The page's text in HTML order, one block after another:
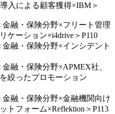
入による顧客獲得×IBM＞
融・保険分野×フリート管理
ケーション×i4drive＞P110
融・保険分野×インシデント
融・保険分野×APMEX社、
絞ったプロモーション
融・保険分野×金融機関向け
トフォーム×Reflektion＞P113